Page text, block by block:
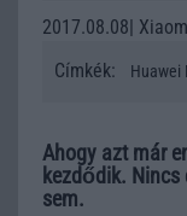
2017.08.08|
Címkék:
Huawei
Ahogy azt már
kezdődik. Nincs
sem.